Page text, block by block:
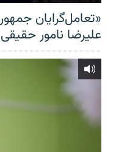
«تعامل‌گرایان
علیرضا نامور حقیقی